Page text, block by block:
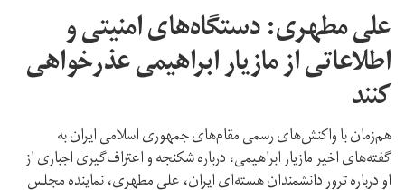
علی مطهری:‌ دستگاه‌‌های امنیتی و
اطلاعاتی از مازیار ابراهیمی عذرخواهی
کنند
هم‌زمان با واکنش‌‌های رسمی مقام‌های جمهوری اسلامی ایران به
گفته‌های اخیر مازیار ابراهیمی، درباره شکنجه و اعتراف‌گیری اجباری از
او درباره ترور دانشمندان هسته‌ای ایران، علی‌ مطهری، نماینده مجلس